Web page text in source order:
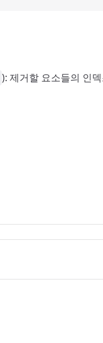
): 제거할 요소들의 인